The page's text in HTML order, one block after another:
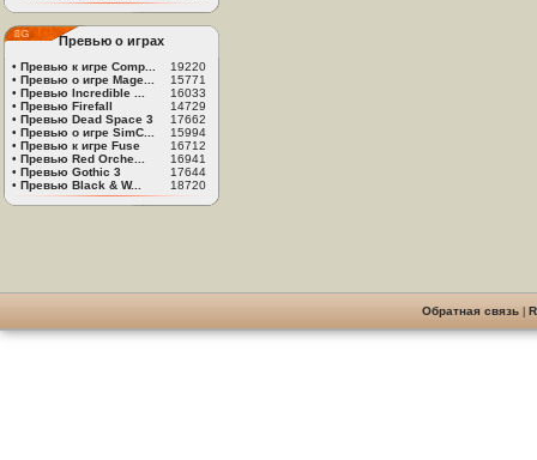
Превью о играх
• Превью к игре Comp...
19220
• Превью о игре Mage...
15771
• Превью Incredible ...
16033
• Превью Firefall
14729
• Превью Dead Space 3
17662
• Превью о игре SimC...
15994
• Превью к игре Fuse
16712
• Превью Red Orche...
16941
• Превью Gothic 3
17644
• Превью Black & W... 18720
Обратная связь